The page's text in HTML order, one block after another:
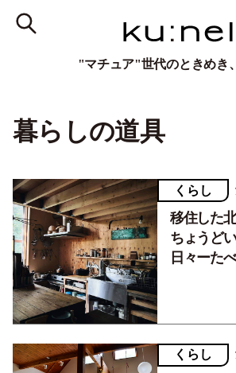
"マチュア"世代のときめき
暮らしの道具
くらし
移住した
ちょうど
日々ーた
くらし